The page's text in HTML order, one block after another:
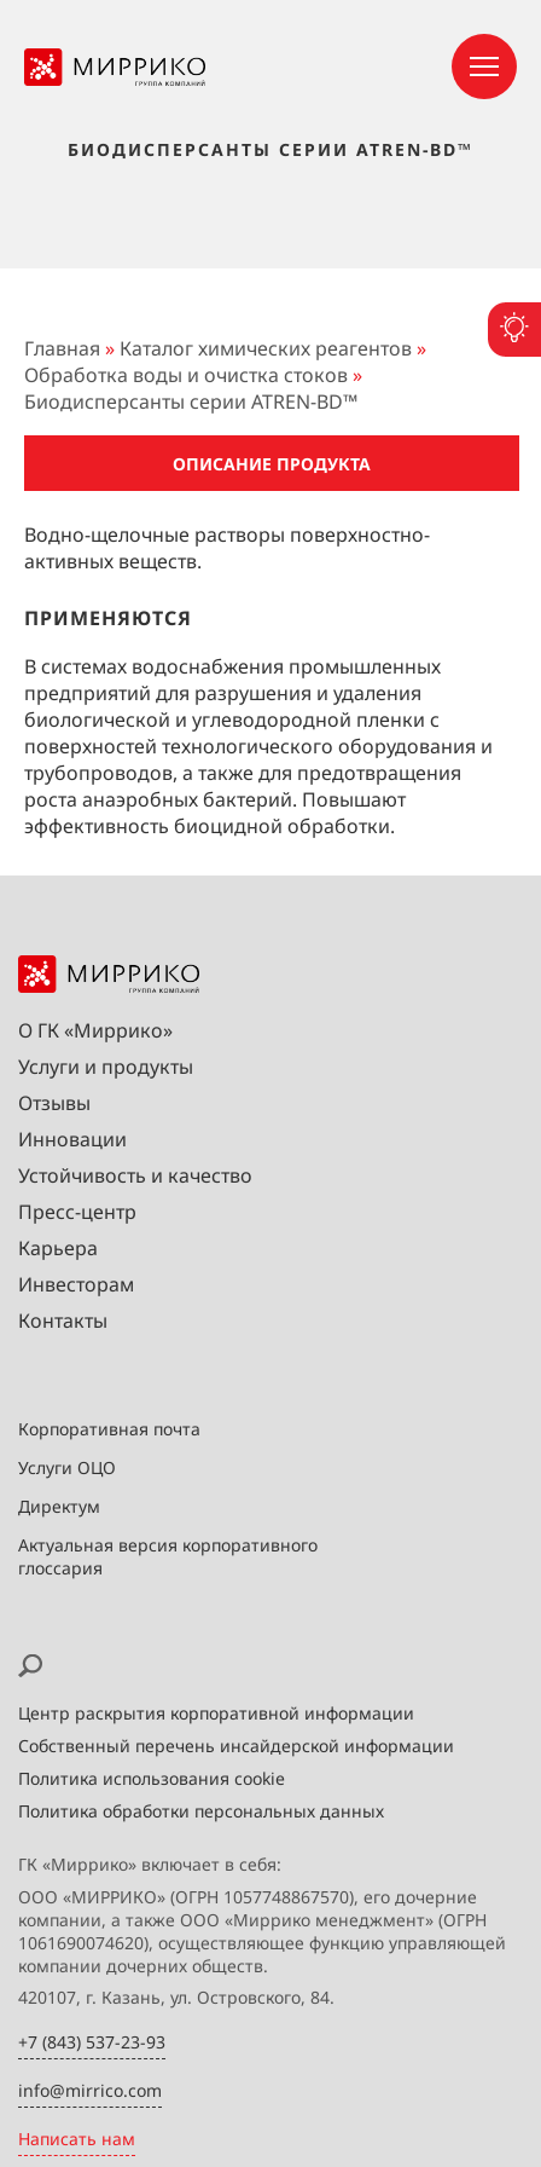
БИОДИСПЕРСАНТЫ СЕРИИ ATREN-BD™
Главная » Каталог химических реагентов»
Обработка воды и очистка стоков»
Биодисперсанты серии ATREN-BD™
ОПИСАНИЕ ПРОДУКТА
Водно-щелочные растворы поверхностно-
активных веществ.
ПРИМЕНЯЮТСЯ
В системах водоснабжения промышленных
предприятий для разрушения и удаления
биологической и углеводородной пленки с
поверхностей технологического оборудования и
трубопроводов, а также для предотвращения
роста анаэробных бактерий. Повышают
эффективность биоцидной обработки.
О ГК «Миррико»
Услуги и продукты
Отзывы
Инновации
Устойчивость и качество
Пресс-центр
Карьера
Инвесторам
Контакты
Корпоративная почта
Услуги ОЦО
Директум
Актуальная версия корпоративного
глоссария
Центр раскрытия корпоративной информации
Собственный перечень инсайдерской информации
Политика использования cookie
Политика обработки персональных данных
ГК «Миррико» включает в себя:
ООО «МИРРИКО» (ОГРН 1057748867570), его дочерние
компании, а также ООО «Миррико менеджмент» (ОГРН
1061690074620), осуществляющее функцию управляющей
компании дочерних обществ.
420107, г. Казань, ул. Островского, 84.
+7 (843) 537-23-93
info@mirrico.com
Написать нам